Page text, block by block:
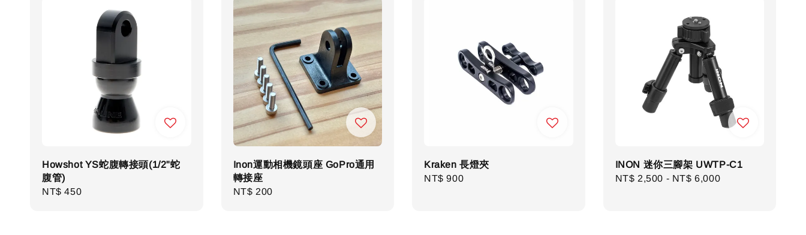
Howshot YS蛇腹轉接頭(1/2"蛇
腹管)
Regular
NT$ 450
Inon運動相機鏡頭座 GoPro通用
轉接座
Regular
NT$ 200
Kraken 長燈夾
Regular
NT$ 900
INON 迷你三腳架 UWTP-C1
Regular
NT$ 2,500 - NT$ 6,000